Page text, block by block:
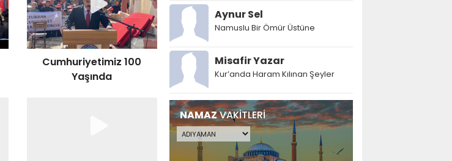
Cumhuriyetimiz 100
Yaşında
Aynur Sel
Namuslu Bir Ömür Üstüne
Misafir Yazar
Kur’anda Haram Kılınan Şeyler
NAMAZVAKİTLERİ